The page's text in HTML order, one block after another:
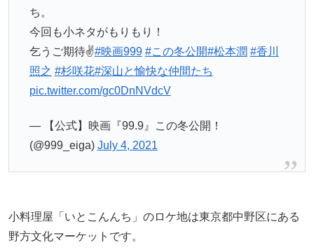
ち。
今回も小ネタがもりもり！
乞うご期待✌#映画999 #この冬公開#松本潤 #香川
照之 #杉咲花#深山と愉快な仲間たち
pic.twitter.com/gc0DnNVdcV
— 【公式】映画『99.9』この冬公開！
(@999_eiga) July 4, 2021
小料理屋「いとこんんち」のロケ地は東京都中野区にある
野方文化マーケットです。